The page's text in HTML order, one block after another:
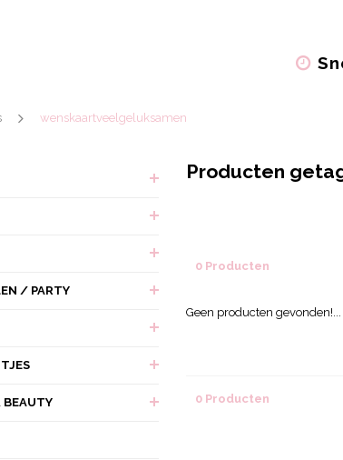
wenskaartveelgeluksamen
/ PARTY
BEAUTY
Producten
0 Producten
Geen producten gevonden!...
0 Producten